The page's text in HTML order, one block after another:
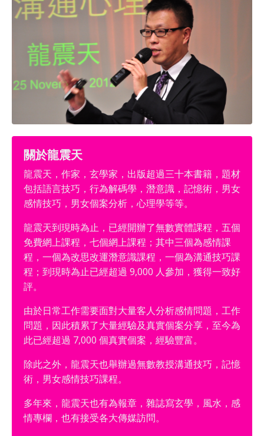
關於龍震天
龍震天，作家，玄學家，出版超過三十本書籍，題材
包括語言技巧，行為解碼學，潛意識，記憶術，男女
感情技巧，男女個案分析，心理學等等。
龍震天到現時為止，已經開辦了無數實體課程，五個
免費網上課程，七個網上課程；其中三個為感情課
程，一個為改思改運潛意識課程，一個為溝通技巧課
程；到現時為止已經超過 9,000 人參加，獲得一致好
評。
由於日常工作需要面對大量客人分析感情問題，工作
問題，因此積累了大量經驗及真實個案分享，至今為
此已經超過 7,000 個真實個案，經驗豐富。
除此之外，龍震天也舉辦過無數教授溝通技巧，記憶
術，男女感情技巧課程。
多年來，龍震天也有為報章，雜誌寫玄學，風水，感
情專欄，也有接受各大傳媒訪問。